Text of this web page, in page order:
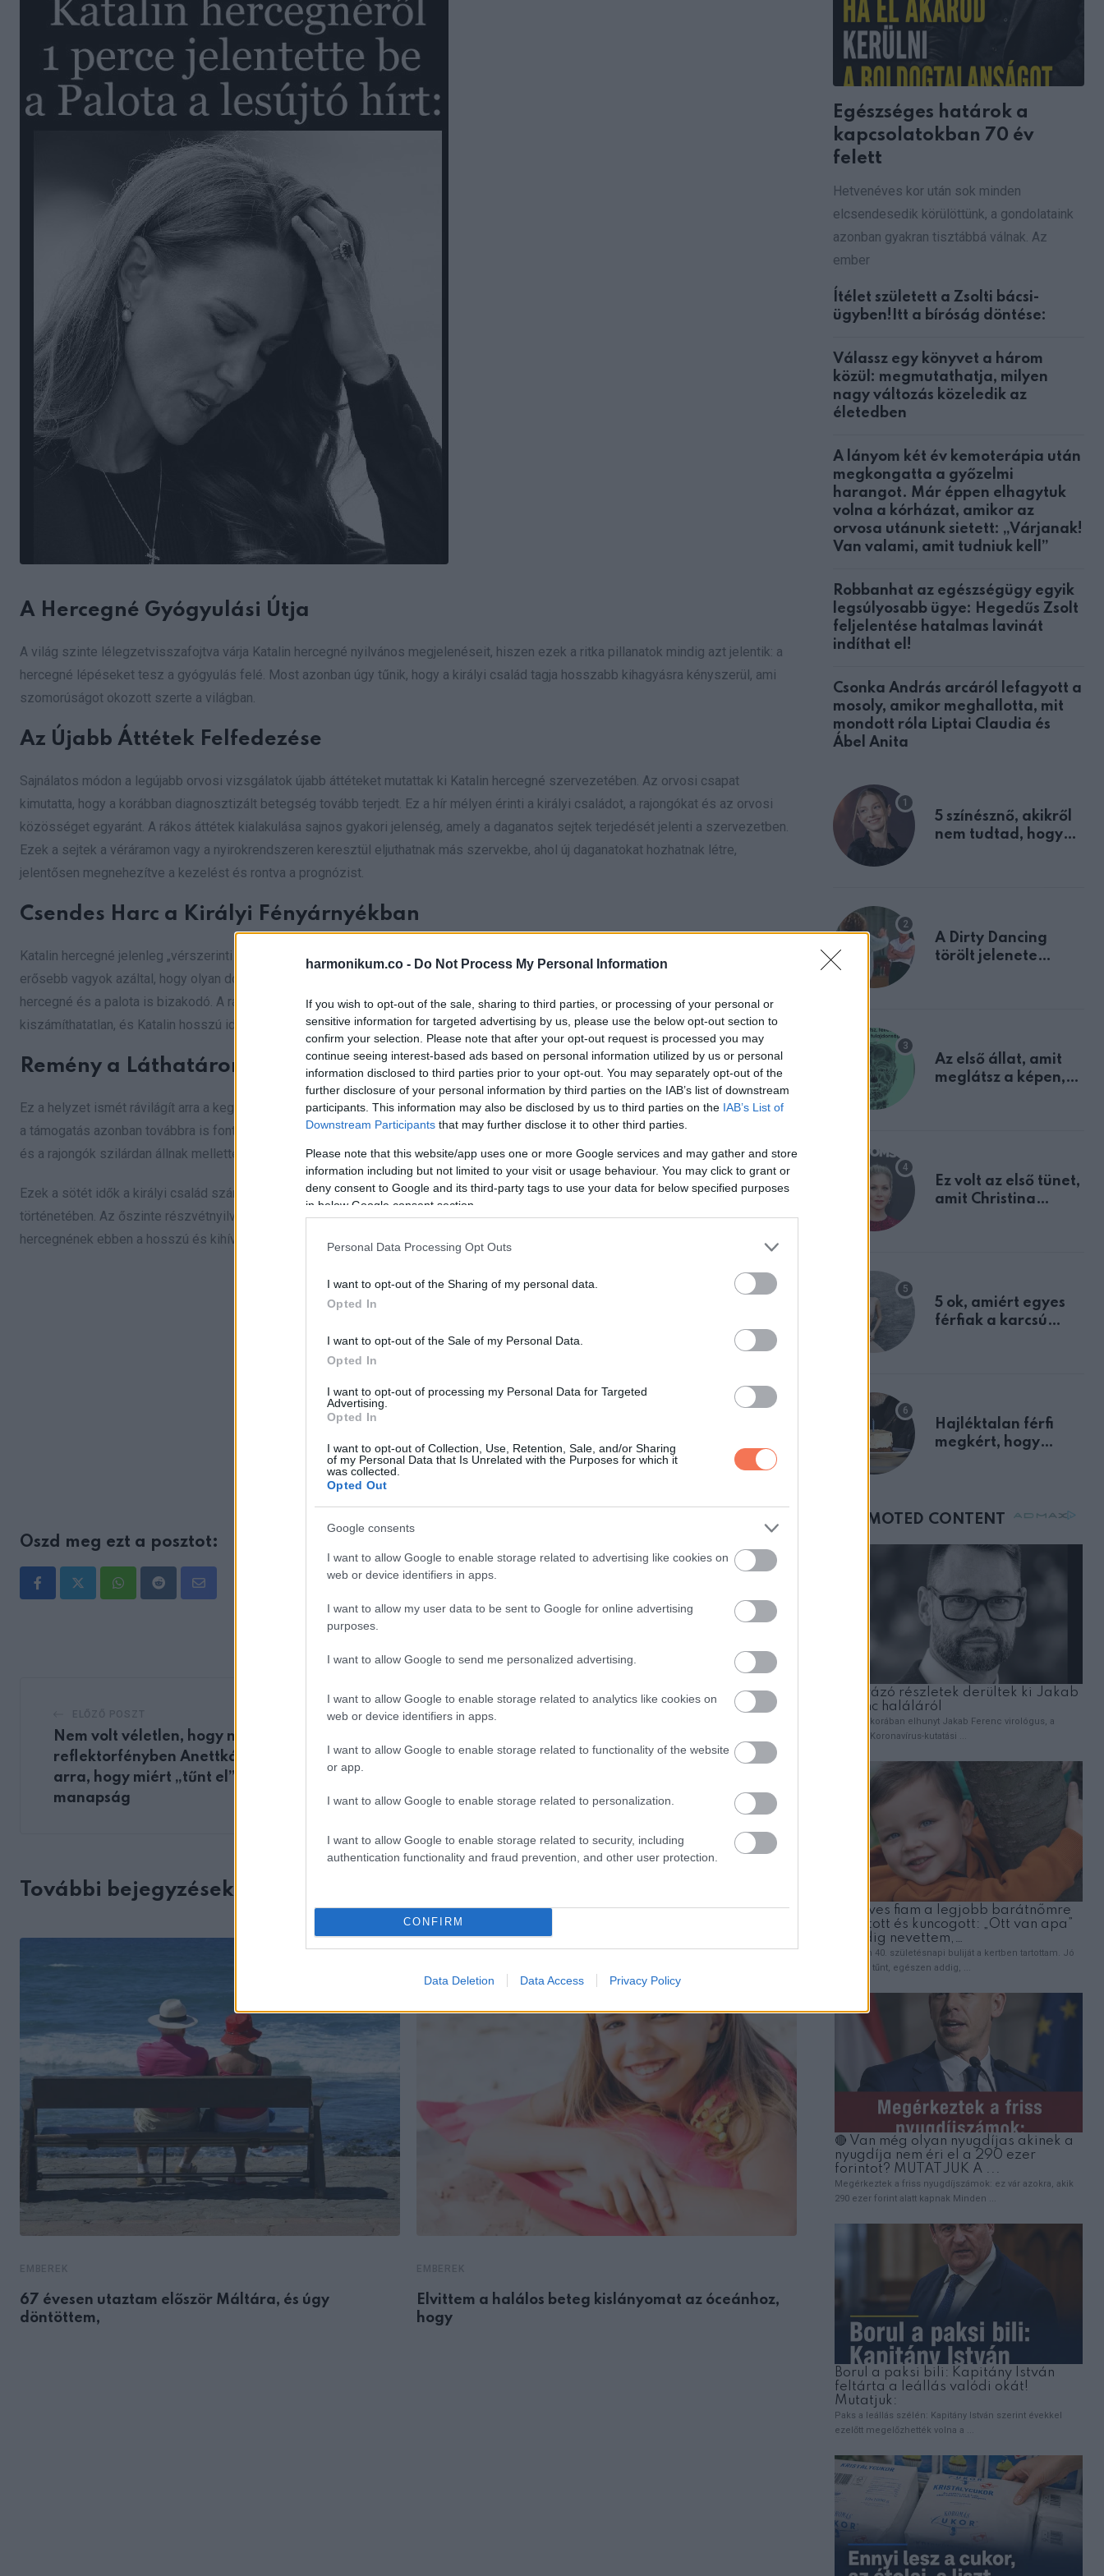
harmonikum.co - Do Not Process My Personal Information
If you wish to opt-out of the sale, sharing to third parties, or processing of your personal or
sensitive information for targeted advertising by us, please use the below opt-out section to
confirm your selection. Please note that after your opt-out request is processed you may
continue seeing interest-based ads based on personal information utilized by us or personal
information disclosed to third parties prior to your opt-out. You may separately opt-out of the
further disclosure of your personal information by third parties on the IAB’s list of downstream
participants. This information may also be disclosed by us to third parties on the IAB’s List of
Downstream Participants that may further disclose it to other third parties.
Please note that this website/app uses one or more Google services and may gather and store
information including but not limited to your visit or usage behaviour. You may click to grant or
deny consent to Google and its third-party tags to use your data for below specified purposes
in below Google consent section.
Personal Data Processing Opt Outs
I want to opt-out of the Sharing of my personal data.
Opted In
I want to opt-out of the Sale of my Personal Data.
Opted In
I want to opt-out of processing my Personal Data for Targeted
Advertising.
Opted In
I want to opt-out of Collection, Use, Retention, Sale, and/or Sharing
of my Personal Data that Is Unrelated with the Purposes for which it
was collected.
Opted Out
Google consents
I want to allow Google to enable storage related to advertising like cookies on
web or device identifiers in apps.
I want to allow my user data to be sent to Google for online advertising
purposes.
I want to allow Google to send me personalized advertising.
I want to allow Google to enable storage related to analytics like cookies on
web or device identifiers in apps.
I want to allow Google to enable storage related to functionality of the website
or app.
I want to allow Google to enable storage related to personalization.
I want to allow Google to enable storage related to security, including
authentication functionality and fraud prevention, and other user protection.
CONFIRM
Data Deletion Data Access Privacy Policy
A Hercegné Gyógyulási Útja
A világ szinte lélegzetvisszafojtva várja Katalin hercegné nyilvános megjelenéseit, hiszen ezek a ritka pillanatok mindig azt jelentik: a
hercegné lépéseket tesz a gyógyulás felé. Most azonban úgy tűnik, hogy a királyi család tagja hosszabb kihagyásra kényszerül, ami
szomorúságot okozott szerte a világban.
Az Újabb Áttétek Felfedezése
Sajnálatos módon a legújabb orvosi vizsgálatok újabb áttéteket mutattak ki Katalin hercegné szervezetében. Az orvosi csapat
kimutatta, hogy a korábban diagnosztizált betegség tovább terjedt. Ez a hír mélyen érinti a királyi családot, a rajongókat és az orvosi
közösséget egyaránt. A rákos áttétek kialakulása sajnos gyakori jelenség, amely a daganatos sejtek terjedését jelenti a szervezetben.
Ezek a sejtek a véráramon vagy a nyirokrendszeren keresztül eljuthatnak más szervekbe, ahol új daganatokat hozhatnak létre,
jelentősen megnehezítve a kezelést és rontva a prognózist.
Csendes Harc a Királyi Fényárnyékban
Katalin hercegné jelenleg „vérszerinti családja körében” tölti ideje jelentős részét, miközben a kezelések zajlanak. „Napról napra
erősebb vagyok azáltal, hogy olyan dolgokra koncentrálok, amelyek segítik a gyógyulásomat” – mondta a videóban, amitől úgy tűnik, a
hercegné és a palota is bizakodó. A rajongók és a világ szeme azonban nem kerülheti el a valóságot: a gyógyulási folyamat hosszú és
kiszámíthatatlan, és Katalin hosszú ideig nem lesz látható a nyilvánosság előtt.
Remény a Láthatáron
Ez a helyzet ismét rávilágít arra a kegyetlen igazságra, hogy a betegség nem kímél senkit, még a királyi család tagjait sem. A remény és
a támogatás azonban továbbra is fontos szerepet játszik a hercegné és családja számára ebben a nehéz időszakban. A királyi család
és a rajongók szilárdan állnak mellette, bízva abban, hogy a hercegné erőre kap és újra aktív részese lehet a nyilvános életnek.
Ezek a sötét idők a királyi család számára is próbatétel, és Katalin hercegné küzdelme mély nyomot hagyhat a brit monarchia
történetében. Az őszinte részvétnyilvánítások és a támogató üzenetek özönlenek minden irányból, amelyek erőt adhatnak a
hercegnének ebben a hosszú és kihívásokkal teli útján.
Oszd meg ezt a posztot:
WhatsappRedditShare
Nem volt véletlen, hogy nem látjuk már a
reflektorfényben Anettkát: fény derült
arra, hogy miért „tűnt el” és mit csinál
manapság
10 történés, ami valakinek az egész
További bejegyzések
67 évesen utaztam először Máltára, és úgy
döntöttem,
Elvittem a halálos beteg kislányomat az óceánhoz,
hogy
Fájdalmas veszteség: Gálvölgyi János
megemlékezett
Egészséges határok a
kapcsolatokban 70 év
felett
Hetvenéves kor után sok minden
elcsendesedik körülöttünk, a gondolataink
azonban gyakran tisztábbá válnak. Az
ember
Ítélet született a Zsolti bácsi-
ügyben!Itt a bíróság döntése:
Válassz egy könyvet a három
közül: megmutathatja, milyen
nagy változás közeledik az
életedben
A lányom két év kemoterápia után
megkongatta a győzelmi
harangot. Már éppen elhagytuk
volna a kórházat, amikor az
orvosa utánunk sietett: „Várjanak!
Van valami, amit tudniuk kell”
Robbanhat az egészségügy egyik
legsúlyosabb ügye: Hegedűs Zsolt
feljelentése hatalmas lavinát
indíthat el!
Csonka András arcáról lefagyott a
mosoly, amikor meghallotta, mit
mondott róla Liptai Claudia és
Ábel Anita
5 színésznő, akikről
nem tudtad, hogy
A Dirty Dancing
törölt jelenete
Az első állat, amit
meglátsz a képen,
Ez volt az első tünet,
amit Christina
5 ok, amiért egyes
férfiak a karcsú
Hajléktalan férfi
megkért, hogy
mellettem ült az első